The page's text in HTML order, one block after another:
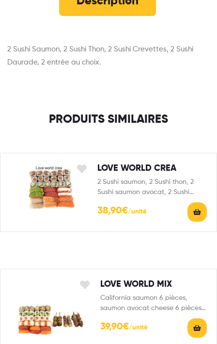
2 Sushi Saumon, 2 Sushi Thon, 2 Sushi Crevettes, 2 Sushi
Daurade, 2 entrée au choix.
PRODUITS SIMILAIRES
LOVE WORLD CREA
2 Sushi saumon, 2 Sushi thon, 2
Sushi saumon avocat, 2 Sushi
38,90€
LOVE WORLD MIX
California saumon 6 pièces,
saumon avocat cheese 6 pièces,
4 Sushi saumon, 2 Sushi thon,…
39,90€